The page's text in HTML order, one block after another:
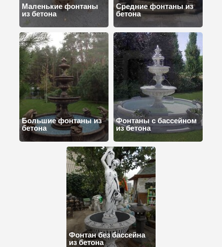
Маленькие фонтаны
из бетона
Средние фонтаны из
бетона
Большие фонтаны из
бетона
Фонтаны с бассейном
из бетона
Фонтан без бассейна
из бетона